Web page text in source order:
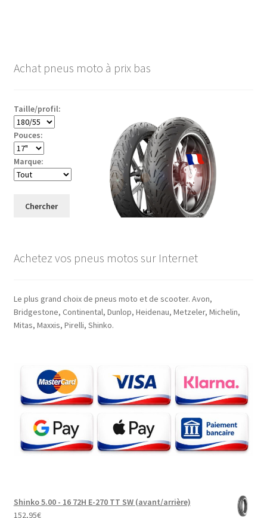
Achat pneus moto à prix bas
Taille/profil:
Pouces:
Marque:
Chercher
Achetez vos pneus motos sur Internet
Le plus grand choix de pneus moto et de scooter. Avon,
Bridgestone, Continental, Dunlop, Heidenau, Metzeler, Michelin,
Mitas, Maxxis, Pirelli, Shinko.
Shinko 5.00 - 16 72H E-270 TT SW (avant/arrière)
152,95€